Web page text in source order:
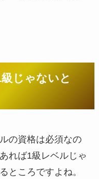
じゃないと
の資格は必須なの
れば1級レベルじゃ
ところですよね。